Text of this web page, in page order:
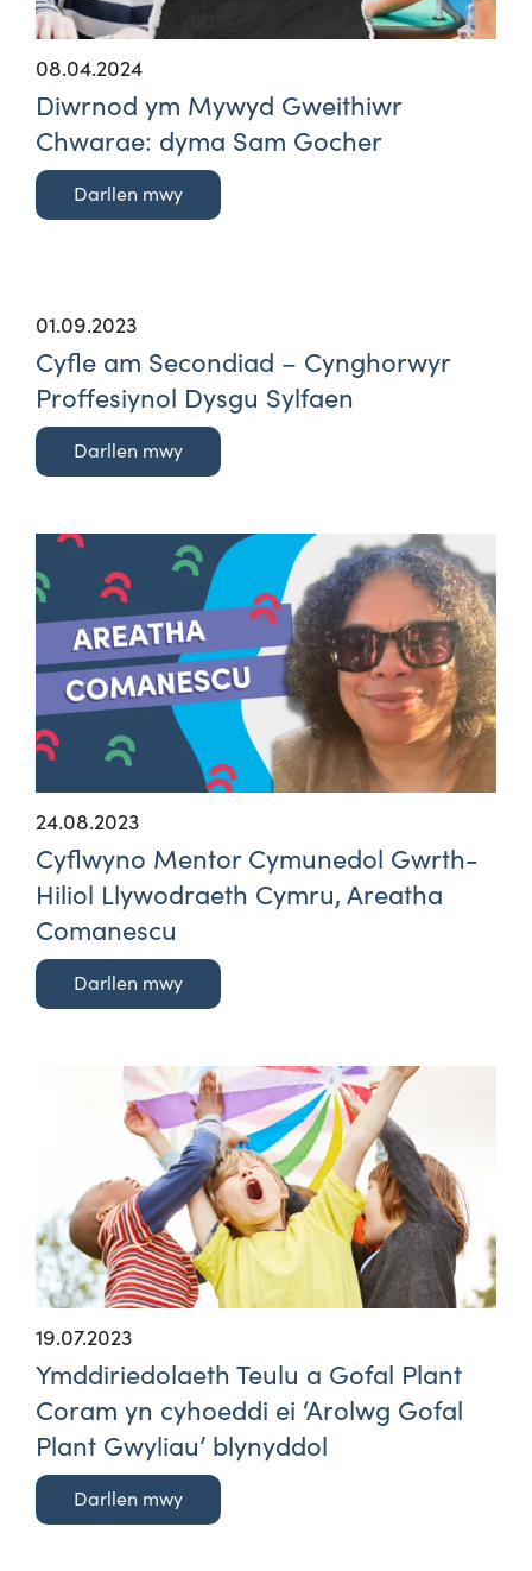
08.04.2024
Diwrnod ym Mywyd Gweithiwr
Chwarae: dyma Sam Gocher
Darllen mwy
01.09.2023
Cyfle am Secondiad – Cynghorwyr
Proffesiynol Dysgu Sylfaen
Darllen mwy
24.08.2023
Cyflwyno Mentor Cymunedol Gwrth-
Hiliol Llywodraeth Cymru, Areatha
Comanescu
Darllen mwy
19.07.2023
Ymddiriedolaeth Teulu a Gofal Plant
Coram yn cyhoeddi ei ‘Arolwg Gofal
Plant Gwyliau’ blynyddol
Darllen mwy